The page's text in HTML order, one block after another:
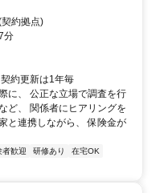
約拠点)
分
約更新は1年毎
に、 公正な立場で調査を行
ど、 関係者にヒアリングを
と連携しながら、 保険金が
者歓迎 研修あり
在宅OK